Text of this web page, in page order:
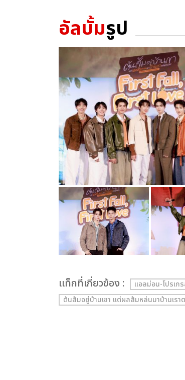
อัลบั้มรูป
เเท็กที่เกี่ยวข้อง :
แอลม่อน-โปรเก
ต้นส้มอยู่บ้านเขา แต่ผลส้มหล่นมาบ้านเรา